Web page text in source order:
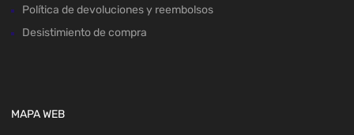
Política de devoluciones y reembolsos
Desistimiento de compra
MAPA WEB